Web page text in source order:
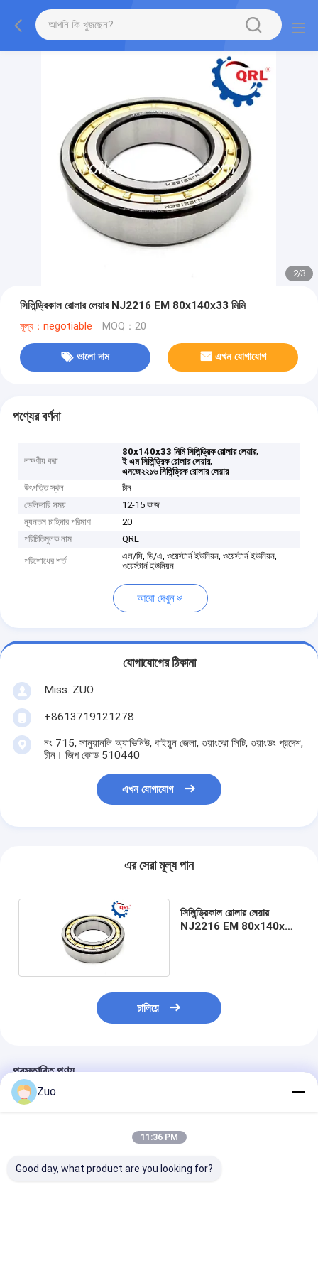
2/3
সিলিন্ড্রিকাল রোলার লেয়ার NJ2216 EM 80x140x33 মিমি
মূল্য：negotiable MOQ：20
ভালো দাম এখন যোগাযোগ
পণ্যের বর্ণনা
লক্ষণীয় করা
80x140x33 মিমি সিলিন্ড্রিক রোলার লেয়ার,
ই এম সিলিন্ড্রিক রোলার লেয়ার,
এনজে২২১৬ সিলিন্ড্রিক রোলার লেয়ার
উৎপত্তি স্থল
চীন
ডেলিভারি সময়
12-15 কাজ
ন্যূনতম চাহিদার পরিমাণ
20
পরিচিতিমুলক নাম
QRL
পরিশোধের শর্ত
এল/সি, ডি/এ, ওয়েস্টার্ন ইউনিয়ন, ওয়েস্টার্ন ইউনিয়ন,
ওয়েস্টার্ন ইউনিয়ন
আরো দেখুন
যোগাযোগের ঠিকানা
Miss. ZUO
+8613719121278
নং 715, সানুয়ানলি অ্যাভিনিউ, বাইয়ুন জেলা, গুয়াংঝো সিটি, গুয়াংডং প্রদেশ,
চীন। জিপ কোড 510440
এখন যোগাযোগ
এর সেরা মূল্য পান
সিলিন্ড্রিকাল রোলার লেয়ার
NJ2216 EM 80x140x33
চালিয়ে
প্রস্তাবিত পণ্য
Zuo
11:36 PM
Good day, what product are you looking for?